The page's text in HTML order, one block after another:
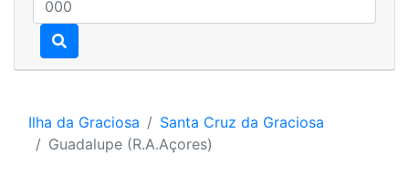
Ilha da Graciosa
Santa Cruz da Graciosa
Guadalupe (R.A.Açores)